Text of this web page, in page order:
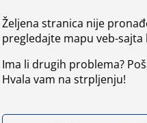
Željena stranica nije
pregledajte mapu veb-
Ima li drugih problema?
Hvala vam na strpljenju!